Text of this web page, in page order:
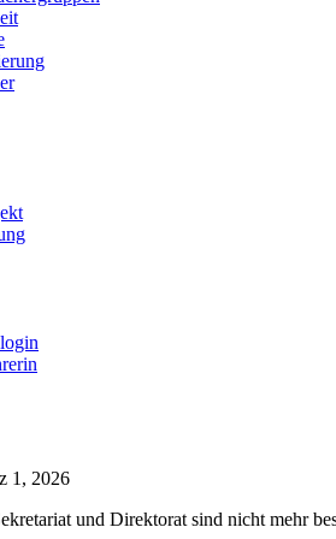
1, 2026
und Direktorat sind nicht mehr